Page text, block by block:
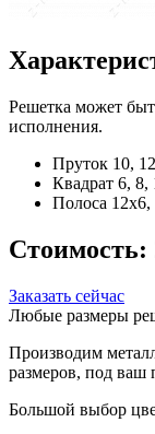
Решетка может
исполнения.
Пруток 10,
Квадрат 6, 8,
Полоса
Стоимость:
Заказать сейчас
Любые размеры
Производим
размеров, под ваш
Большой выбор